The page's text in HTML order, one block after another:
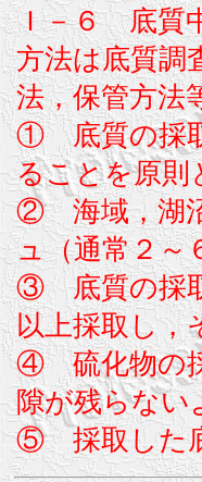
Ｉ－６ 底質
方法は底質調
法，保管方法
① 底質の採取
ることを原則
② 海域，湖沼
ュ（通常２～
③ 底質の採取
以上採取し，
④ 硫化物の採
隙が残らない
⑤ 採取した底